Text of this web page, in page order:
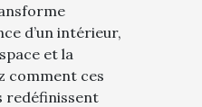
d’un intérieur,
et la
comment ces
redéfinissent